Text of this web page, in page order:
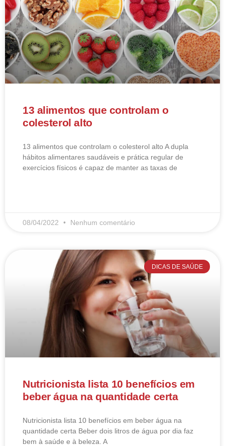
13 alimentos que controlam o
colesterol alto
13 alimentos que controlam o colesterol alto​ A dupla
hábitos alimentares saudáveis e prática regular de
exercícios físicos é capaz de manter as taxas de
08/04/2022 Nenhum comentário
DICAS DE SAÚDE
Nutricionista lista 10 benefícios em
beber água na quantidade certa
Nutricionista lista 10 benefícios em beber água na
quantidade certa Beber dois litros de água por dia faz
bem à saúde e à beleza. A